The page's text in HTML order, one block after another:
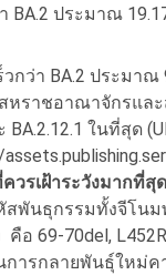
BA.2 ประมาณ
วกว่า BA.2 ประมาณ
ราชอาณาจักรและ
ในที่สุด
วรเฝ้าระวังมากที่
พันธุกรรมทั้งจีโนม
คือ 69-70del,
ป็นการกลายพันธุ์ให